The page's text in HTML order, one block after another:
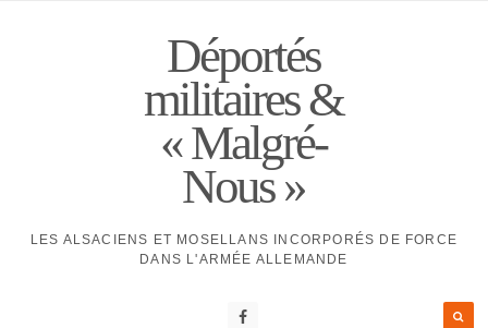
Déportés
militaires &
« Malgré-
Nous »
LES ALSACIENS ET MOSELLANS INCORPORÉS DE FORCE
DANS L'ARMÉE ALLEMANDE